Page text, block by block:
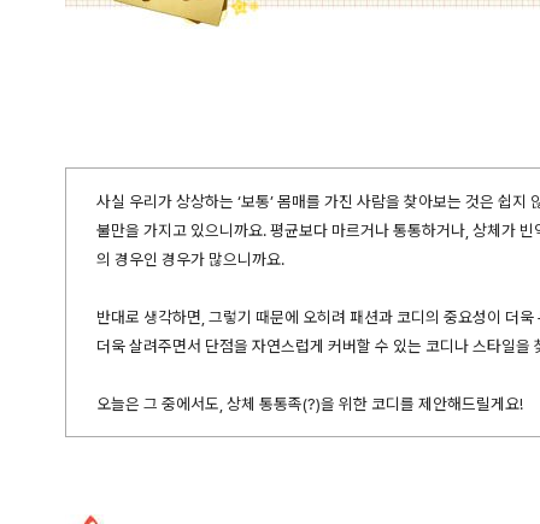
사실 우리가 상상하는 ‘보통’ 몸매를 가진 사람을 찾아보는 것은 쉽지
불만을 가지고 있으니까요. 평균보다 마르거나 통통하거나, 상체가
의 경우인 경우가 많으니까요.
반대로 생각하면, 그렇기 때문에 오히려 패션과 코디의 중요성이 더
더욱 살려주면서 단점을 자연스럽게 커버할 수 있는 코디나 스타일을
오늘은 그 중에서도, 상체 통통족(?)을 위한 코디를 제안해드릴게요!